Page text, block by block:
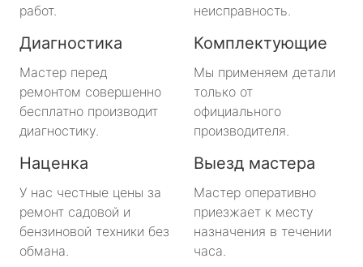
работ.
неисправность.
Диагностика
Мастер перед
ремонтом совершенно
бесплатно производит
диагностику.
Комплектующие
Мы применяем детали
только от
официального
производителя.
Наценка
У нас честные цены за
ремонт садовой и
бензиновой техники без
обмана.
Выезд мастера
Мастер оперативно
приезжает к месту
назначения в течении
часа.